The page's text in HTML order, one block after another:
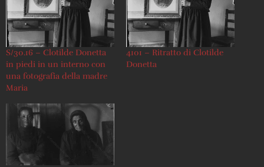
S/30.16 – Clotilde Donetta
in piedi in un interno con
una fotografia della madre
Maria
4101 – Ritratto di Clotilde
Donetta